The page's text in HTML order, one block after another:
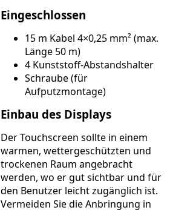
Eingeschlossen
15 m Kabel 4×0,25 mm² (max.
Länge 50 m)
4 Kunststoff-Abstandshalter
Schraube (für
Aufputzmontage)
Einbau des Displays
Der Touchscreen sollte in einem
warmen, wettergeschützten und
trockenen Raum angebracht
werden, wo er gut sichtbar und für
den Benutzer leicht zugänglich ist.
Vermeiden Sie die Anbringung in